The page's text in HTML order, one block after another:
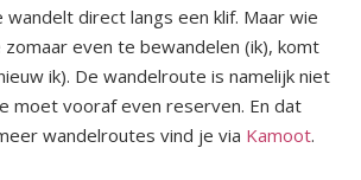
wandelt direct langs een klif. Maar wie
even te bewandelen (ik), komt
ik). De wandelroute is namelijk niet
moet vooraf even reserven. En dat
wandelroutes vind je via Kamoot.